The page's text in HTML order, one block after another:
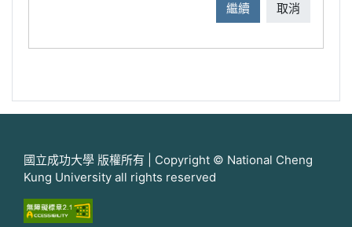
繼續 取消
國立成功大學 版權所有 | Copyright © National Cheng
Kung University all rights reserved